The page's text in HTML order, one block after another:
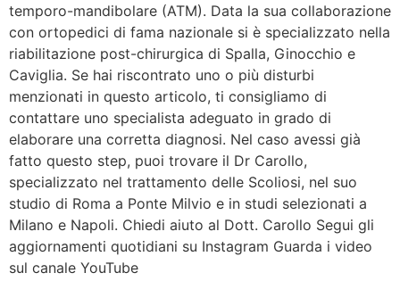
temporo-mandibolare (ATM). Data la sua collaborazione
con ortopedici di fama nazionale si è specializzato nella
riabilitazione post-chirurgica di Spalla, Ginocchio e
Caviglia. Se hai riscontrato uno o più disturbi
menzionati in questo articolo, ti consigliamo di
contattare uno specialista adeguato in grado di
elaborare una corretta diagnosi. Nel caso avessi già
fatto questo step, puoi trovare il Dr Carollo,
specializzato nel trattamento delle Scoliosi, nel suo
studio di Roma a Ponte Milvio e in studi selezionati a
Milano e Napoli. Chiedi aiuto al Dott. Carollo Segui gli
aggiornamenti quotidiani su Instagram Guarda i video
sul canale YouTube